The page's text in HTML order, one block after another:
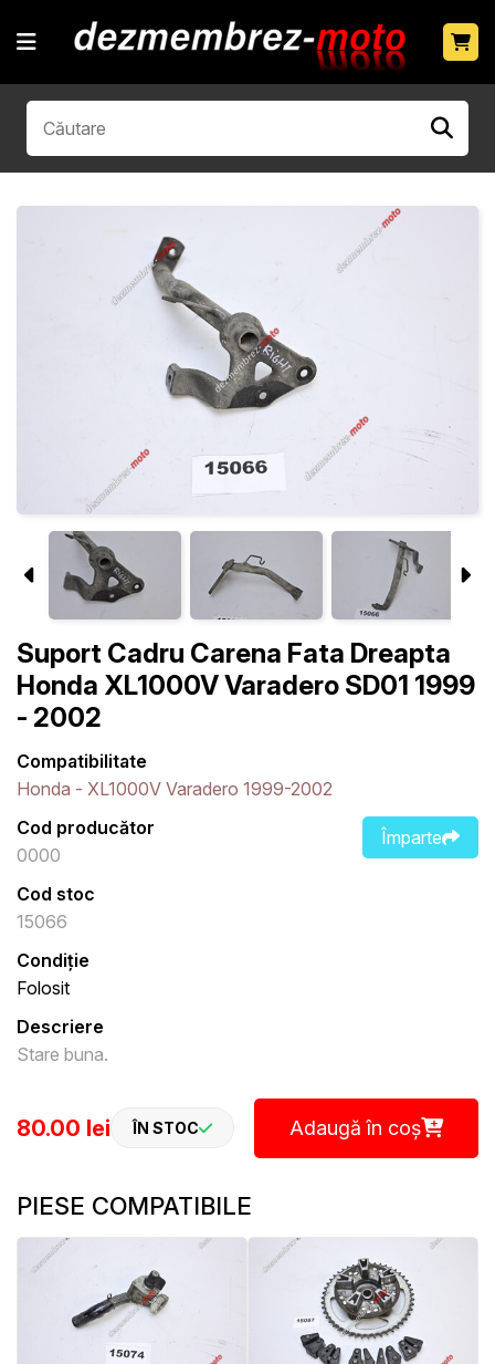
Suport Cadru Carena Fata Dreapta
Honda XL1000V Varadero SD01 1999
- 2002
Compatibilitate
Honda - XL1000V Varadero 1999-2002
Împarte
Cod producător
0000
Cod stoc
15066
Condiție
Folosit
Descriere
Stare buna.
80.00 lei ÎN STOC Adaugă în coș
PIESE COMPATIBILE